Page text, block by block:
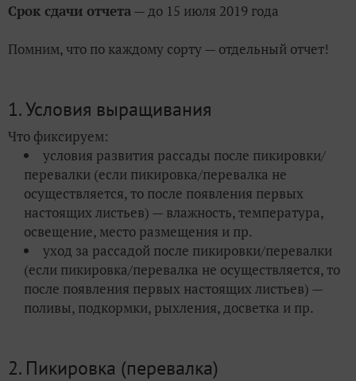
Срок сдачи отчета — до 15 июля 2019 года
Помним, что по каждому сорту — отдельный отчет!
1. Условия выращивания
Что фиксируем:
условия развития рассады после пикировки/
перевалки (если пикировка/перевалка не
осуществляется, то после появления первых
настоящих листьев) — влажность, температура,
освещение, место размещения и пр.
уход за рассадой после пикировки/перевалки
(если пикировка/перевалка не осуществляется, то
после появления первых настоящих листьев) —
поливы, подкормки, рыхления, досветка и пр.
2. Пикировка (перевалка)